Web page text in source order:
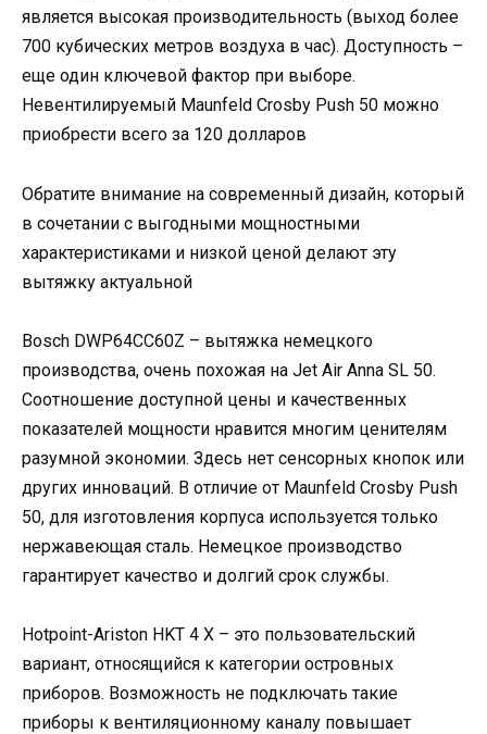
является высокая производительность (выход более
700 кубических метров воздуха в час). Доступность –
еще один ключевой фактор при выборе.
Невентилируемый Maunfeld Crosby Push 50 можно
приобрести всего за 120 долларов
Обратите внимание на современный дизайн, который
в сочетании с выгодными мощностными
характеристиками и низкой ценой делают эту
вытяжку актуальной
Bosch DWP64CC60Z – вытяжка немецкого
производства, очень похожая на Jet Air Anna SL 50.
Соотношение доступной цены и качественных
показателей мощности нравится многим ценителям
разумной экономии. Здесь нет сенсорных кнопок или
других инноваций. В отличие от Maunfeld Crosby Push
50, для изготовления корпуса используется только
нержавеющая сталь. Немецкое производство
гарантирует качество и долгий срок службы.
Hotpoint-Ariston HKT 4 X – это пользовательский
вариант, относящийся к категории островных
приборов. Возможность не подключать такие
приборы к вентиляционному каналу повышает